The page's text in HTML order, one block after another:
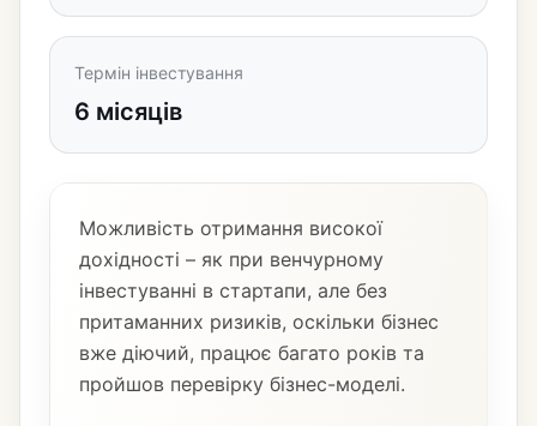
Термін інвестування
6 місяців
Можливість отримання високої
дохідності – як при венчурному
інвестуванні в стартапи, але без
притаманних ризиків, оскільки бізнес
вже діючий, працює багато років та
пройшов перевірку бізнес-моделі.